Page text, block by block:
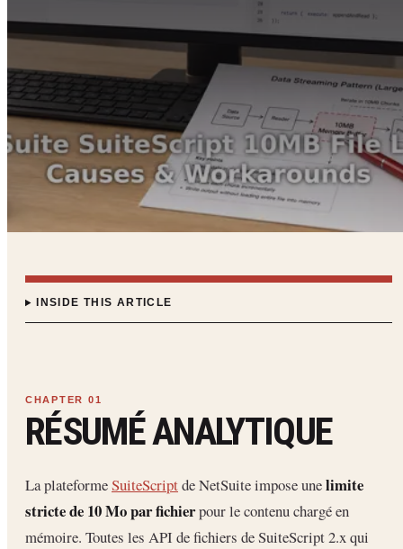
INSIDE THIS ARTICLE
RÉSUMÉ ANALYTIQUE
La plateformeSuiteScriptde NetSuite impose unelimite
stricte de 10 Mo par fichierpour le contenu chargé en
mémoire. Toutes les API de fichiers de SuiteScript 2.x qui